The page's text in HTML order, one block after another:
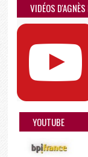
VIDÉOS
YOUTUBE